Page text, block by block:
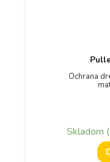
Ochrana
Skladom